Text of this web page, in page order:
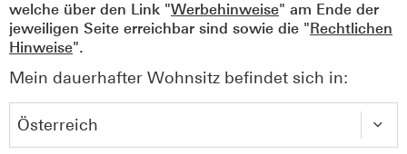
welche über den Link "Werbehinweise" am Ende der
jeweiligen Seite erreichbar sind sowie die "Rechtlichen
Hinweise".
Mein dauerhafter Wohnsitz befindet sich in: